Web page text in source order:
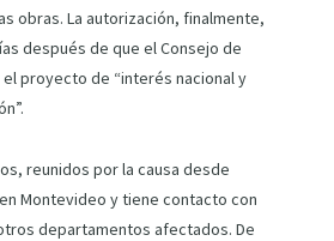
obras. La autorización, finalmente,
después de que el Consejo de
proyecto de “interés nacional y
reunidos por la causa desde
Montevideo y tiene contacto con
departamentos afectados. De